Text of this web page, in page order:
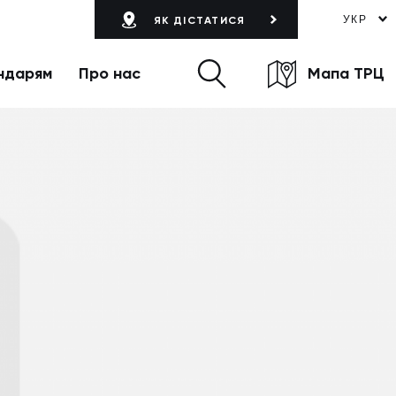
ЯК ДІСТАТИСЯ УКР
Про нас Мапа ТРЦ